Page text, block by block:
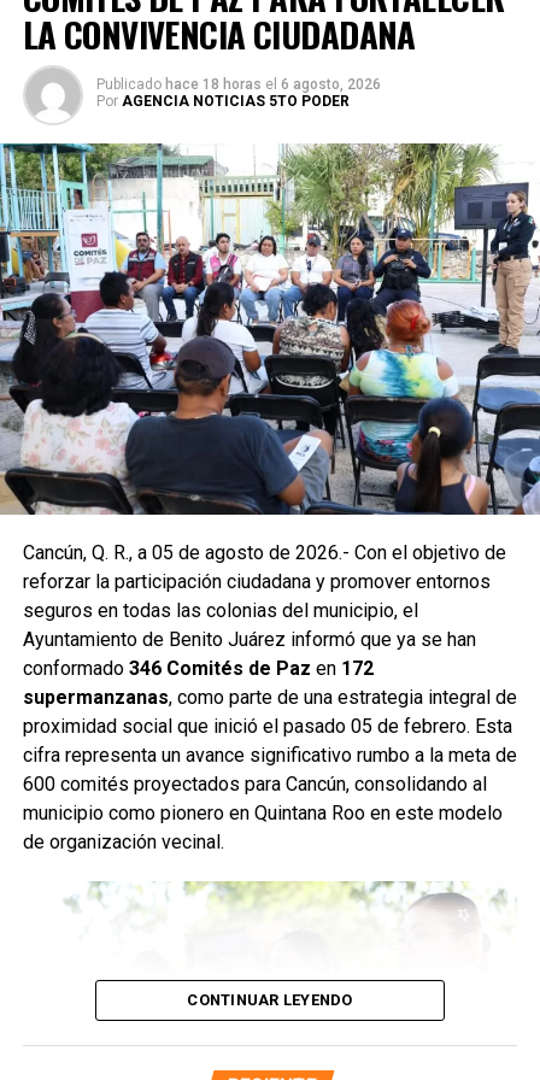
En la Supermanzana 200 se edificaron dos pozos sobre la
avenida Hacienda de Chunchucmil, mientras que en la
Supermanzana 201 se construyó uno más en la
intersección de las avenidas Hacienda de Chunchucmil y
Hacienda de la Ciénega. Estas acciones forman parte de
un programa mayor que incluye trabajos en las
supermanzanas 93, 94, 95, 96, 99, 100, 101, 102, 105, 251,
255 y 517.
Como parte de las labores permanentes de prevención,
también se realizaron desazolves en pozos de absorción
de las supermanzanas 213 y 235, donde personal de
Servicios Públicos retiró basura vegetal, tierra y otros
desechos que obstruyen el flujo pluvial. En la
Supermanzana 235 se complementó la jornada con una
brigada de descacharrización para evitar la formación de
basureros clandestinos y promover la correcta
disposición de muebles, electrodomésticos y llantas.
Fuente: 5to Poder Agencia de Noticias
LA CONVIVENCIA CIUDADANA
Publicado hace 18 horas el 6 agosto, 2026
Por AGENCIA NOTICIAS 5TO PODER
Cancún, Q. R., a 05 de agosto de 2026.- Con el objetivo de
reforzar la participación ciudadana y promover entornos
seguros en todas las colonias del municipio, el
Ayuntamiento de Benito Juárez informó que ya se han
conformado 346 Comités de Paz en 172
supermanzanas, como parte de una estrategia integral de
proximidad social que inició el pasado 05 de febrero. Esta
cifra representa un avance significativo rumbo a la meta de
600 comités proyectados para Cancún, consolidando al
municipio como pionero en Quintana Roo en este modelo
de organización vecinal.
CONTINUAR LEYENDO